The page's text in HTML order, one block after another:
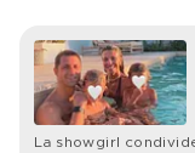
La showgirl